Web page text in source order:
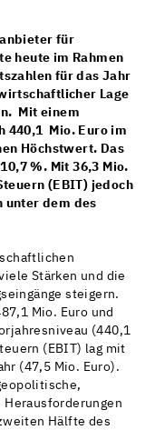
für
heute im Rahmen
für das Jahr
Lage
Mit einem
440,1 Mio. Euro im
Höchstwert. Das
%. Mit 36,3 Mio.
(EBIT) jedoch
unter dem des
Stärken und die
steigern.
Mio. Euro und
(440,1
(EBIT) lag mit
(47,5 Mio. Euro).
Hälfte des